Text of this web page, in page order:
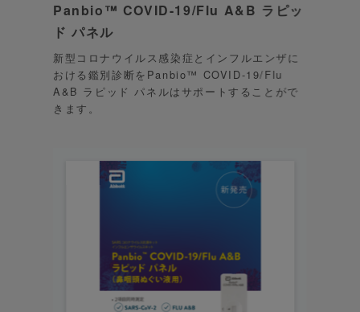
Panbio™ COVID-19/Flu A&B ラピッ
ド パネル
新型コロナウイルス感染症とインフルエンザに
おける鑑別診断をPanbio™ COVID-19/Flu
A&B ラピッド パネルはサポートすることがで
きます。